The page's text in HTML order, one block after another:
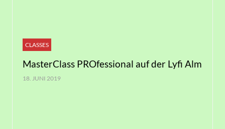
CLASSES
MasterClass PROfessional auf der Lyfi Alm
18. JUNI 2019